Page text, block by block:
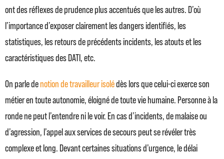
ont des réflexes de prudence plus accentués que les autres. D’où
l’importance d’exposer clairement les dangers identifiés, les
statistiques, les retours de précédents incidents, les atouts et les
caractéristiques des DATI, etc.
On parle de notion de travailleur isolédès lors que celui-ci exerce son
métier en toute autonomie, éloigné de toute vie humaine. Personne à la
ronde ne peut l’entendre ni le voir. En cas d’incidents, de malaise ou
d’agression, l’appel aux services de secours peut se révéler très
complexe et long. Devant certaines situations d’urgence, le délai